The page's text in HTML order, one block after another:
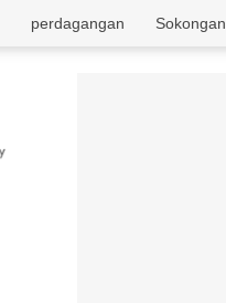
Sokongan
perdagangan